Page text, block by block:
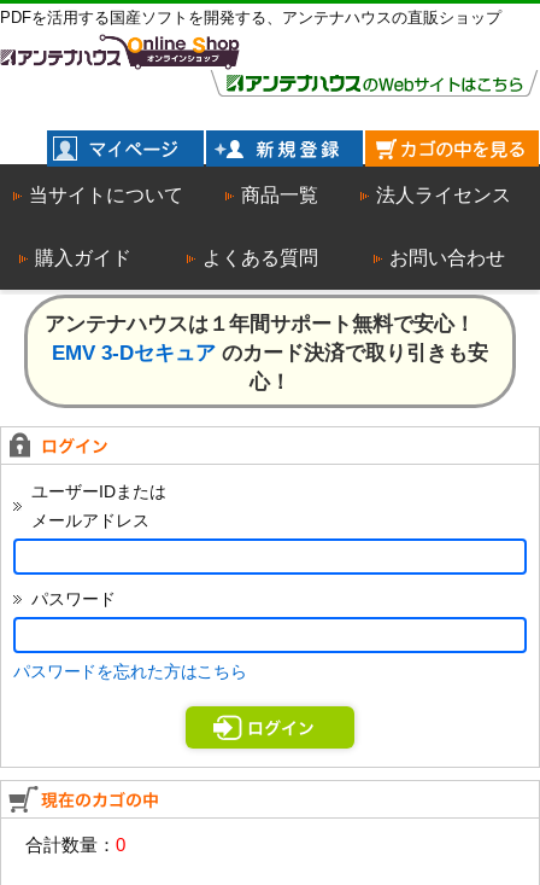
PDFを活用する国産ソフトを開発する、アンテナハウスの直販ショップ
当サイトについて 商品一覧 法人ライセンス
購入ガイド よくある質問 お問い合わせ
アンテナハウスは１年間サポート無料で安心！
EMV 3-Dセキュア のカード決済で取り引きも安
心！
ユーザーIDまたは
メールアドレス
パスワード
パスワードを忘れた方はこちら
合計数量： 0